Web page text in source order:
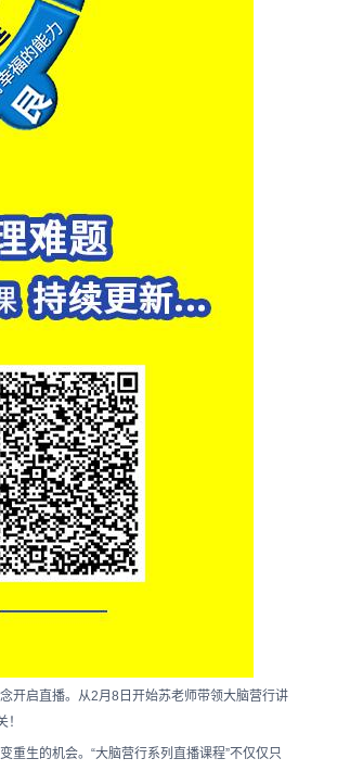
开启直播。从2月8日开始苏老师带领大脑营行讲
生的机会。“大脑营行系列直播课程”不仅仅只